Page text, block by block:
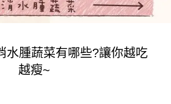
水腫蔬菜有哪些?讓你越吃
越瘦~